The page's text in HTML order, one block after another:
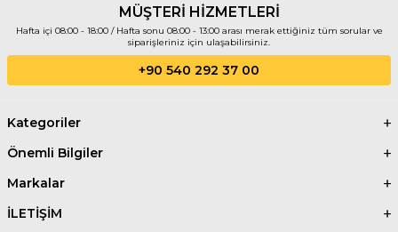
MÜŞTERİ HİZMETLERİ
Hafta içi 08:00 - 18:00 / Hafta sonu 08:00 - 13:00 arası merak ettiğiniz tüm sorular ve
siparişleriniz için ulaşabilirsiniz.
+90 540 292 37 00
Kategoriler
Önemli Bilgiler
Markalar
İLETİŞİM